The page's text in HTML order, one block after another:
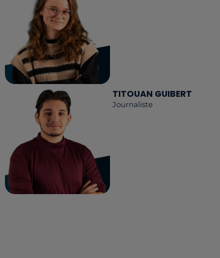
TITOUAN GUIBERT
Journaliste